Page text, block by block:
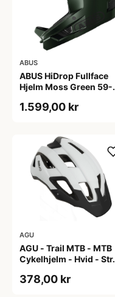
ABUS
ABUS HiDrop Fullface
Hjelm Moss Green 59-
1.599,00 kr
AGU
AGU - Trail MTB - MTB
Cykelhjelm - Hvid - Str.
378,00 kr